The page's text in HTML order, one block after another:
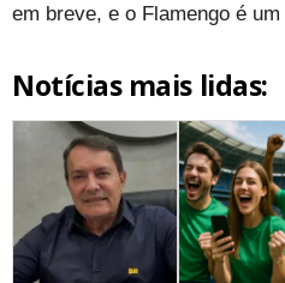
em breve, e o Flamengo é
Notícias mais lidas: